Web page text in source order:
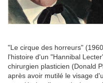
"Le cirque des horreurs"
l'histoire d'un "Hannibal
chirurgien plasticien (Donald
après avoir mutilé le visage